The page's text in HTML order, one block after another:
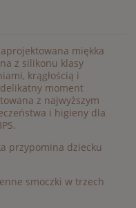
miękka
z silikonu klasy
krągłością i
moment
z najwyższym
i higieny dla
przypomina dziecku
smoczki w trzech